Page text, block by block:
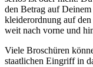
den Betrag auf
kleiderordnung auf
weit nach vorne und
Viele Broschüren
staatlichen Eingriff in